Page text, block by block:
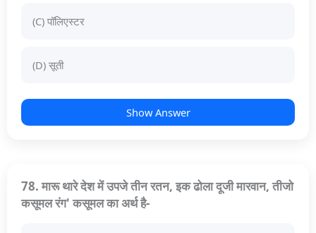
(C) पॉलिएस्टर
(D) सूती
Show Answer
78. मारू थारे देश में उपजे तीन रतन, इक ढोला दूजी मारवान, तीजो
कसूमल रंग' कसूमल का अर्थ है-